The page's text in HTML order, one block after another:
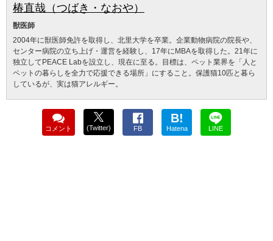
椿直哉（つばき・なおや）
獣医師
2004年に獣医師免許を取得し、北里大学を卒業。企業動物病院の院長や、
センター病院の立ち上げ・運営を経験し、17年にMBAを取得した。21年に
独立してPEACE Labを設立し、現在に至る。目標は、ペット業界を「人と
ペットの暮らしを全力で応援できる場所」にすること。保護猫10匹と暮ら
しているが、実は猫アレルギー。
コメント (Twitter) FB
B!
Hatena LINE